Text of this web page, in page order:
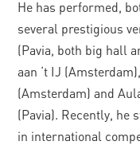
He has performed,
several prestigious
(Pavia, both big hall
aan ‘t IJ
(Amsterdam) and
(Pavia). Recently, he
in international